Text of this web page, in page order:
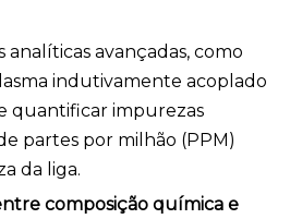
analíticas avançadas, como
indutivamente acoplado
quantificar impurezas
partes por milhão (PPM)
da liga.
composição química e